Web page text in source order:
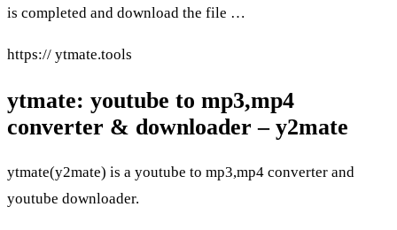
is completed and download the file …
https:// ytmate.tools
ytmate: youtube to mp3,mp4
converter & downloader – y2mate
ytmate(y2mate) is a youtube to mp3,mp4 converter and
youtube downloader.